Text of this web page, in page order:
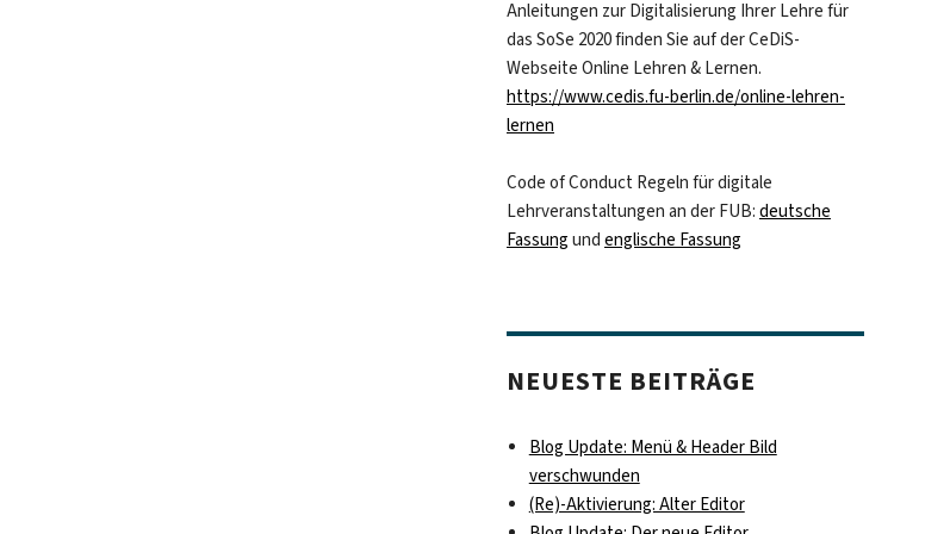
Anleitungen zur Digitalisierung Ihrer Lehre für
das SoSe 2020 finden Sie auf der CeDiS-
Webseite Online Lehren & Lernen.
https://www.cedis.fu-berlin.de/online-lehren-
lernen
Code of Conduct Regeln für digitale
Lehrveranstaltungen an der FUB: deutsche
Fassung und englische Fassung
NEUESTE BEITRÄGE
Blog Update: Menü & Header Bild
verschwunden
(Re)-Aktivierung: Alter Editor